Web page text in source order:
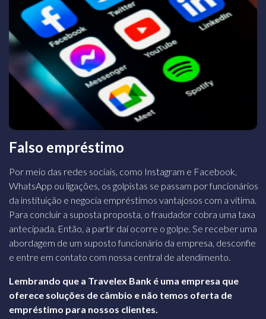
Falso empréstimo
Por meio das redes sociais, como Instagram e Facebook,
WhatsApp ou ligações, os golpistas se passam por funcionários
da instituição e negocia empréstimos vantajosos com a vítima.
Para concluir a suposta proposta, o fraudador cobra uma taxa
antecipada. Então, a partir daí ocorre o golpe. Se receber uma
abordagem de um suposto funcionário da empresa, desconfie
e entre em contato com nossa central de atendimento.
Lembrando que a Travelex Bank é uma empresa que
oferece soluções de câmbio e não temos oferta de
empréstimo para nossos clientes.